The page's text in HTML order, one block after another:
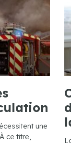
une
ce titre,